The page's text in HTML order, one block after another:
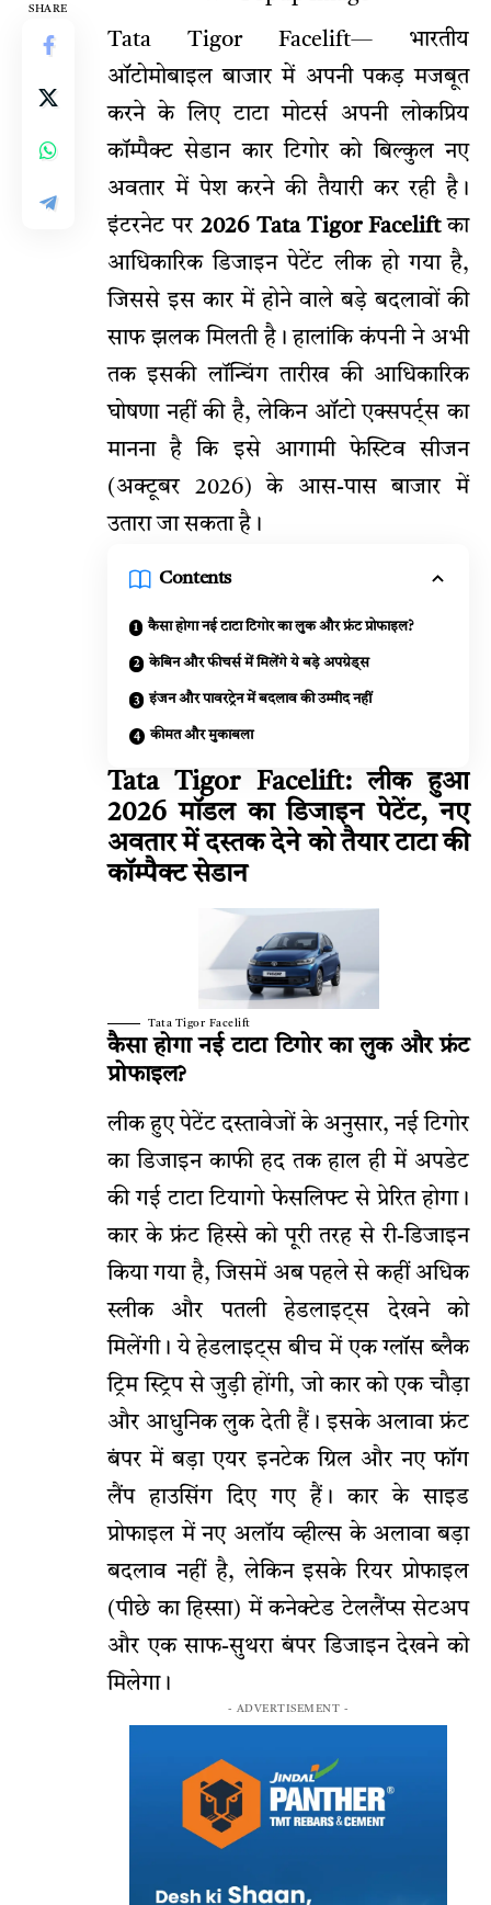
SHARE
Tata Tigor Facelift— भारतीय
ऑटोमोबाइल बाजार में अपनी पकड़ मजबूत
करने के लिए टाटा मोटर्स अपनी लोकप्रिय
कॉम्पैक्ट सेडान कार टिगोर को बिल्कुल नए
अवतार में पेश करने की तैयारी कर रही है।
इंटरनेट पर 2026 Tata Tigor Faceliftका
आधिकारिक डिजाइन पेटेंट लीक हो गया है,
जिससे इस कार में होने वाले बड़े बदलावों की
साफ झलक मिलती है। हालांकि कंपनी ने अभी
तक इसकी लॉन्चिंग तारीख की आधिकारिक
घोषणा नहीं की है, लेकिन ऑटो एक्सपर्ट्स का
मानना है कि इसे आगामीफेस्टिवसीजन
(अक्टूबर 2026) के आस-पास बाजार में
उतारा जा सकता है।
Contents
कैसा होगा नई टाटा टिगोर का लुक और फ्रंट प्रोफाइल?
केबिन और फीचर्स में मिलेंगे ये बड़े अपग्रेड्स
इंजन और पावरट्रेन में बदलाव की उम्मीद नहीं
कीमत और मुकाबला
Tata Tigor Facelift: लीक हुआ
2026 मॉडल का डिजाइन पेटेंट, नए
अवतार में दस्तक देने को तैयार टाटा की
कॉम्पैक्ट सेडान
Tata Tigor Facelift
कैसा होगा नई टाटा टिगोर का लुक और फ्रंट
प्रोफाइल?
लीक हुए पेटेंट दस्तावेजों के अनुसार, नई टिगोर
का डिजाइन काफी हद तक हाल ही में अपडेट
की गई टाटा टियागो फेसलिफ्ट से प्रेरित होगा।
कार के फ्रंट हिस्से को पूरी तरह से री-डिजाइन
किया गया है, जिसमें अब पहले से कहीं अधिक
स्लीक और पतली हेडलाइट्स देखने को
मिलेंगी। ये हेडलाइट्स बीच में एक ग्लॉस ब्लैक
ट्रिम स्ट्रिप से जुड़ी होंगी, जो कार को एक चौड़ा
और आधुनिक लुक देती हैं। इसके अलावा फ्रंट
बंपर में बड़ा एयर इनटेक ग्रिल और नए फॉग
लैंप हाउसिंग दिए गए हैं। कार के साइड
प्रोफाइल में नए अलॉय व्हील्स के अलावा बड़ा
बदलाव नहीं है, लेकिन इसके रियर प्रोफाइल
(पीछे का हिस्सा) में कनेक्टेड टेललैंप्स सेटअप
और एक साफ-सुथरा बंपर डिजाइन देखने को
मिलेगा।
- ADVERTISEMENT -